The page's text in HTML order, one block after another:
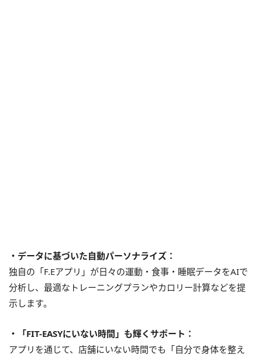
・データに基づいた自動パーソナライズ：
独自の「F.Eアプリ」が日々の運動・食事・睡眠データをAIで
分析し、最適なトレーニングプランやカロリー計算などを提
示します。
・「FIT-EASYにいない時間」も輝くサポート：
アプリを通じて、店舗にいない時間でも「自分で身体を整え